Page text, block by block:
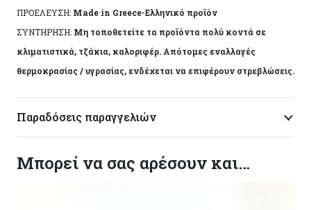
ΠΡΟΕΛΕΥΣΗ: Made in Greece-Ελληνικό προϊόν
ΣΥΝΤΗΡΗΣΗ: Μη τοποθετείτε τα προϊόντα πολύ κοντά σε
κλιματιστικά, τζάκια, καλοριφέρ. Απότομες εναλλαγές
θερμοκρασίας / υγρασίας, ενδέχεται να επιφέρουν στρεβλώσεις.
Παραδόσεις παραγγελιών
Μπορεί να σας αρέσουν και…